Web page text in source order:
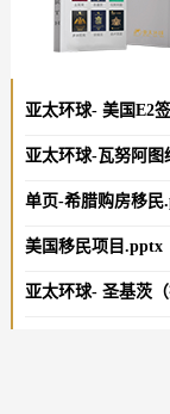
亚太环球- 美国E2
亚太环球-瓦努阿图
单页-希腊购房移民
美国移民项目.pptx
亚太环球- 圣基茨